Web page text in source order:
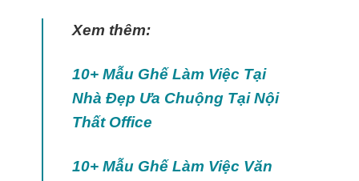
Xem thêm:
10+ Mẫu Ghế Làm Việc Tại
Nhà Đẹp Ưa Chuộng Tại Nội
Thất Office
10+ Mẫu Ghế Làm Việc Văn